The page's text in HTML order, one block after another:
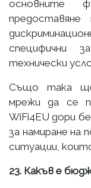
основните
специфични
технически
Също така
мрежи да се
WiFi4EU дори
за намиране на
ситуации,
23. Какъв е